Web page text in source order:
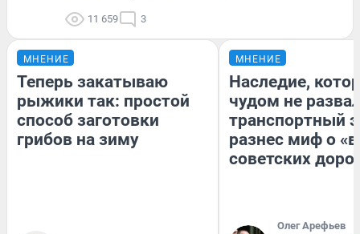
11 659 3
МНЕНИЕ
Теперь закатываю
рыжики так: простой
способ заготовки
грибов на зиму
МНЕНИЕ
Наследие,
чудом не
транспортный
разнес миф о
советских
Олег Арефьев